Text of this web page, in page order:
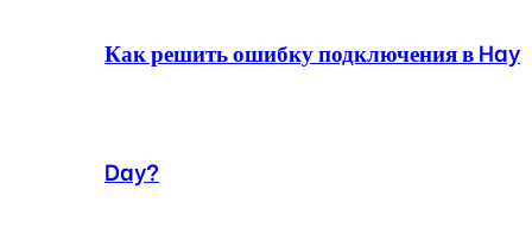
Как решить ошибку подключения в Hay
Day?